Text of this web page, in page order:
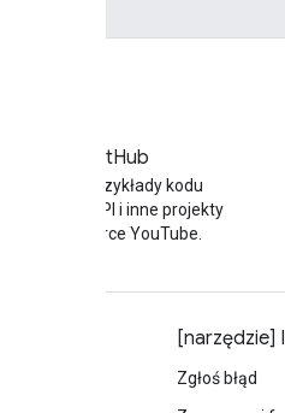
GitHub
Znajdź przykłady kodu
interfejsu API i inne projekty
open source YouTube.
[narzędzie]
Zgłoś błąd